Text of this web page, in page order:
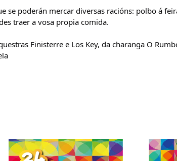
se poderán mercar diversas racións: polbo á
traer a vosa propia comida.
Finisterre e Los Key, da charanga O